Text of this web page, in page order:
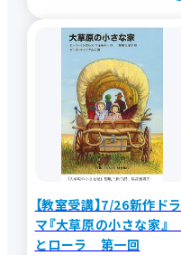
【教室受講】7/26新作ドラ
マ『大草原の小さな家』
とローラ 第一回